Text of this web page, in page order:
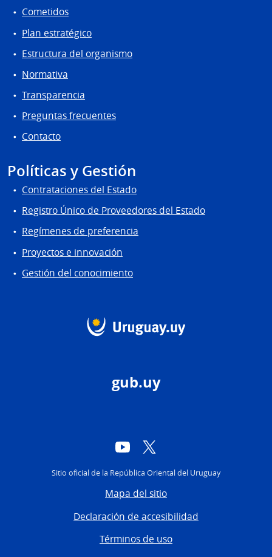
Cometidos
Plan estratégico
Estructura del organismo
Normativa
Transparencia
Preguntas frecuentes
Contacto
Políticas y Gestión
Contrataciones del Estado
Registro Único de Proveedores del Estado
Regímenes de preferencia
Proyectos e innovación
Gestión del conocimiento
gub.uy
YouTube
Sitio oficial de la República Oriental del Uruguay
Mapa del sitio
Declaración de accesibilidad
Términos de uso